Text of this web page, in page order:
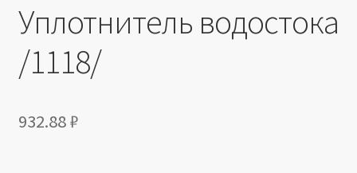
Уплотнитель водостока
/1118/
932.88₽